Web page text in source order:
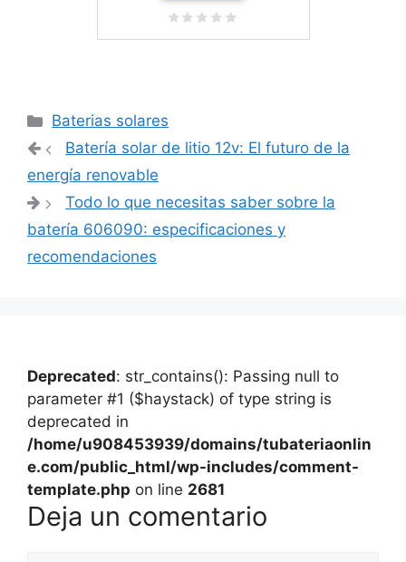
Categorías
Baterias solares
Navegación
de
entradas
Batería solar de litio 12v: El futuro de la
energía renovable
Todo lo que necesitas saber sobre la
batería 606090: especificaciones y
recomendaciones
Deprecated: str_contains(): Passing null to
parameter #1 ($haystack) of type string is
deprecated in
/home/u908453939/domains/tubateriaonlin
e.com/public_html/wp-includes/comment-
template.php on line 2681
Deja un comentario